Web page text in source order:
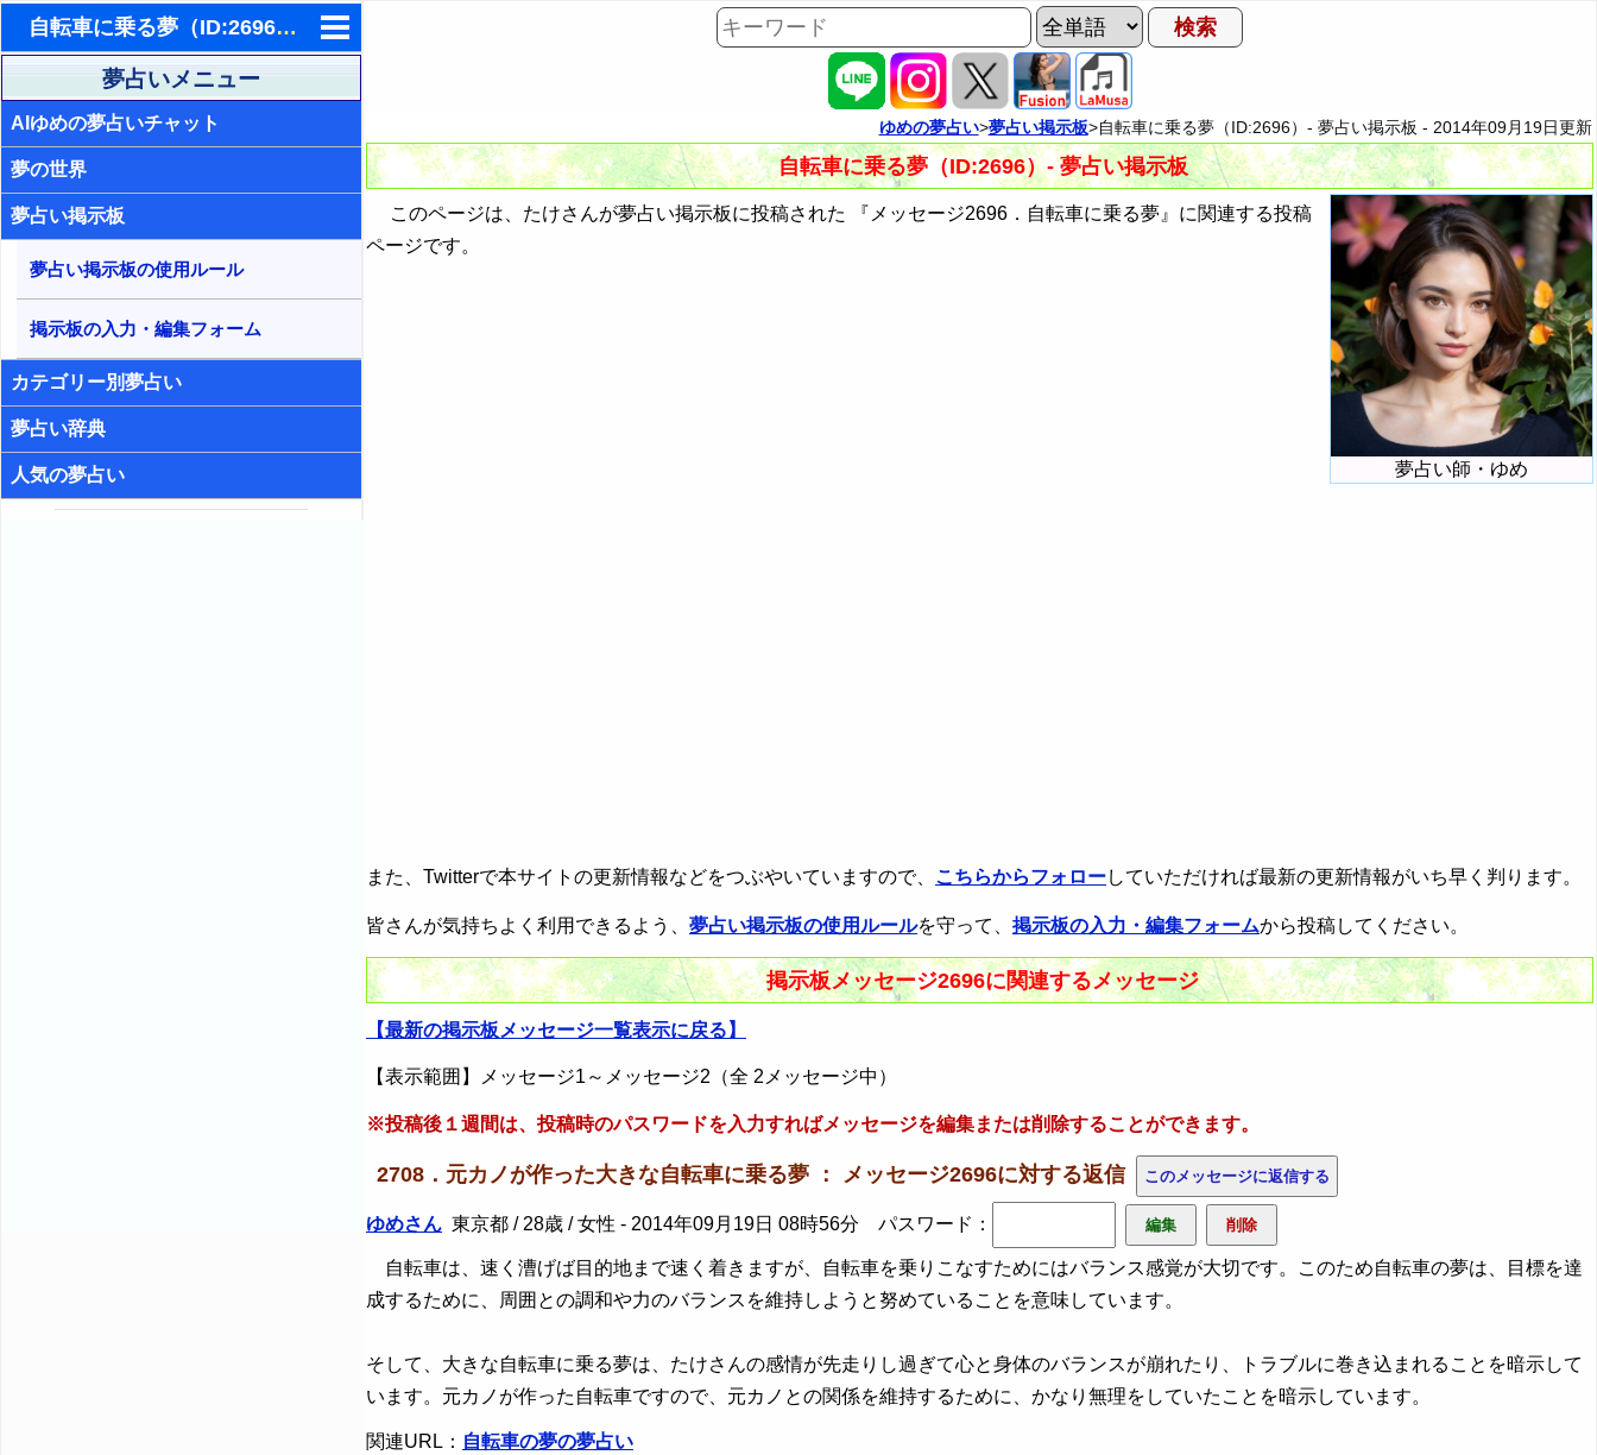
自転車に乗る夢（ID:2696）- 夢占い掲示板
東洋・西洋占星術
ホラリー占星術
手相占いで未来診断
タロットカードで無料占い
命名の姓名判断
飛星派風水で住宅開運
男と女の心理学と心理テスト
夢占いメニュー
AIゆめの夢占いチャット
夢の世界
夢占い掲示板
夢占い掲示板の使用ルール
掲示板の入力・編集フォーム
カテゴリー別夢占い
夢占い辞典
人気の夢占い
ゆめの夢占い>夢占い掲示板>自転車に乗る夢（ID:2696）- 夢占い掲示板 - 2014年09月19日更新
自転車に乗る夢（ID:2696）- 夢占い掲示板
夢占い師・ゆめ
このページは、たけさんが夢占い掲示板に投稿された 『メッセージ2696．自転車に乗る夢』に関連する投稿
ページです。
また、Twitterで本サイトの更新情報などをつぶやいていますので、 こちらからフォローしていただければ最新の更新情報がいち早く判ります。
皆さんが気持ちよく利用できるよう、 夢占い掲示板の使用ルールを守って、 掲示板の入力・編集フォームから投稿してください。
掲示板メッセージ2696に関連するメッセージ
【最新の掲示板メッセージ一覧表示に戻る】
【表示範囲】メッセージ1～メッセージ2（全 2メッセージ中）
※投稿後１週間は、投稿時のパスワードを入力すればメッセージを編集または削除することができます。
2708．元カノが作った大きな自転車に乗る夢 ： メッセージ2696に対する返信
ゆめさん 東京都 / 28歳 / 女性 - 2014年09月19日 08時56分 パスワード：
自転車は、速く漕げば目的地まで速く着きますが、自転車を乗りこなすためにはバランス感覚が大切です。このため自転車の夢は、目標を達
成するために、周囲との調和や力のバランスを維持しようと努めていることを意味しています。
そして、大きな自転車に乗る夢は、たけさんの感情が先走りし過ぎて心と身体のバランスが崩れたり、トラブルに巻き込まれることを暗示して
います。元カノが作った自転車ですので、元カノとの関係を維持するために、かなり無理をしていたことを暗示しています。
関連URL： 自転車の夢の夢占い